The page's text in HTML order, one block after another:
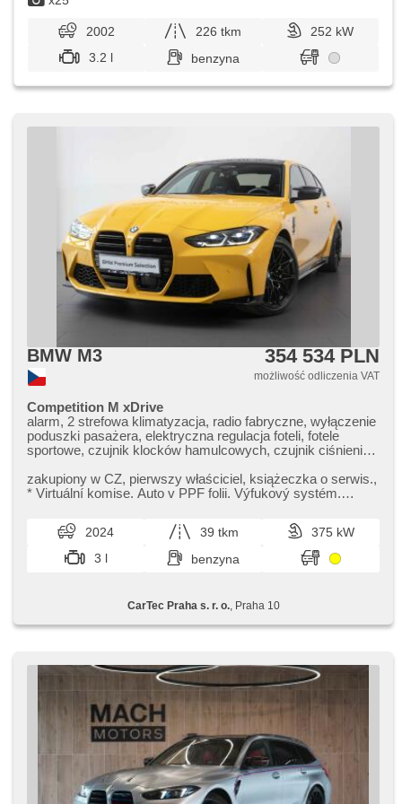
2002 226 tkm
252 kW
3.2 l
benzyna
BMW M3 354 534 PLN
możliwość odliczenia VAT
Competition M xDrive
alarm, 2 strefowa klimatyzacja, radio fabryczne, wyłączenie
poduszki pasażera, elektryczna regulacja foteli, fotele
sportowe, czujnik klocków hamulcowych, czujnik ciśnienia
odemykání, bezklíčové startování, odvětrávaná sedadla,
podgrzewane fotele, regulacja natężenia podwozia, laserové
zakupiony w CZ,​ pierwszy właściciel,​ książeczka o serwis.,​
​* Virtuální komise. Auto v PPF folii. Výfukový systém.
2024 39 tkm
375 kW
3 l
benzyna
CarTec Praha s. r. o., Praha 10